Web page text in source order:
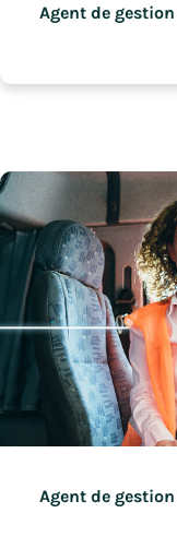
Agent de
Agent de